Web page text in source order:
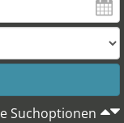
Suchoptionen